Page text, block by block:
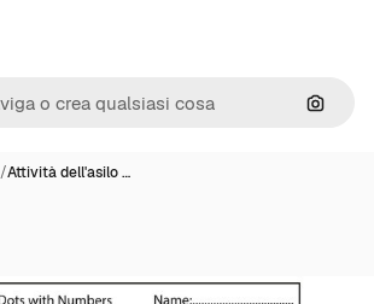
Cerca
/Attività dell'asilo …